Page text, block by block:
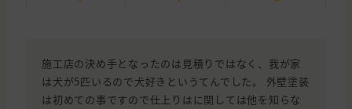
施工店の決め手となったのは見積りではなく、我が家
は犬が5匹いるので犬好きというてんでした。 外壁塗装
は初めての事ですので仕上りはに関しては他を知らな